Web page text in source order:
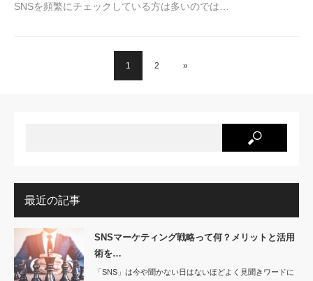
SNSを頻繁にチェックしている方は多いのでは…
1 2 »
最近の記事
SNSマーケティング戦略って何？メリットと活用
術を…
「SNS」は今や聞かない日はないほどよく見聞きワードに